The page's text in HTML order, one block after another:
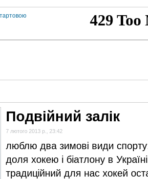
Подвійний залік
7 лютого 2013 р., 23:42
люблю два зимові види
доля хокею і біатлону в
традиційний для нас хокей